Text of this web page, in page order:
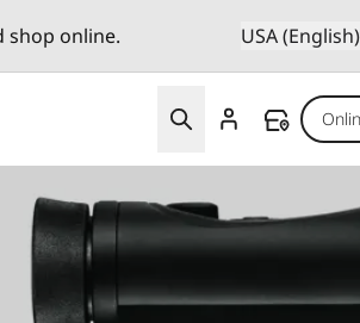
shop online. USA (English)